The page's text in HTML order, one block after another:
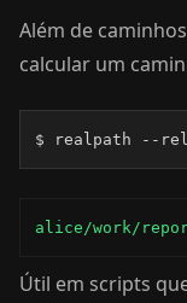
Além de
calcular um
$ realpath --
alice/work/
Útil em scripts